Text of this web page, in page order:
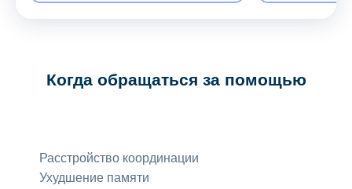
Когда обращаться за помощью
Расстройство координации
Ухудшение памяти